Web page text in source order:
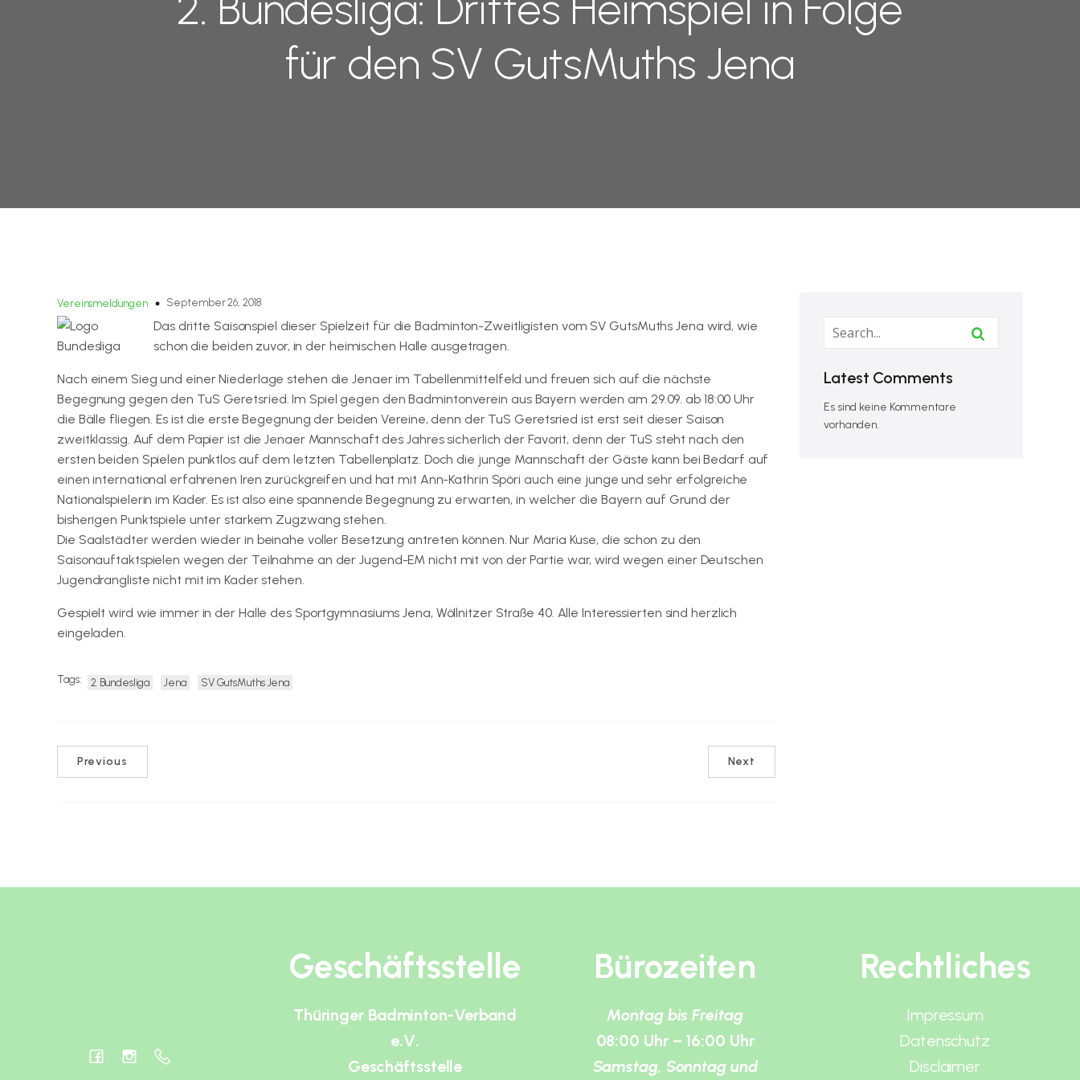
für den SV GutsMuths Jena
Vereinsmeldungen September 26, 2018
Das dritte Saisonspiel dieser Spielzeit für die Badminton-Zweitligisten vom SV GutsMuths Jena wird, wie
schon die beiden zuvor, in der heimischen Halle ausgetragen.
Nach einem Sieg und einer Niederlage stehen die Jenaer im Tabellenmittelfeld und freuen sich auf die nächste
Begegnung gegen den TuS Geretsried. Im Spiel gegen den Badmintonverein aus Bayern werden am 29.09. ab 18:00 Uhr
die Bälle fliegen. Es ist die erste Begegnung der beiden Vereine, denn der TuS Geretsried ist erst seit dieser Saison
zweitklassig. Auf dem Papier ist die Jenaer Mannschaft des Jahres sicherlich der Favorit, denn der TuS steht nach den
ersten beiden Spielen punktlos auf dem letzten Tabellenplatz. Doch die junge Mannschaft der Gäste kann bei Bedarf auf
einen international erfahrenen Iren zurückgreifen und hat mit Ann-Kathrin Spöri auch eine junge und sehr erfolgreiche
Nationalspielerin im Kader. Es ist also eine spannende Begegnung zu erwarten, in welcher die Bayern auf Grund der
bisherigen Punktspiele unter starkem Zugzwang stehen.
Die Saalstädter werden wieder in beinahe voller Besetzung antreten können. Nur Maria Kuse, die schon zu den
Saisonauftaktspielen wegen der Teilnahme an der Jugend-EM nicht mit von der Partie war, wird wegen einer Deutschen
Jugendrangliste nicht mit im Kader stehen.
Gespielt wird wie immer in der Halle des Sportgymnasiums Jena, Wöllnitzer Straße 40. Alle Interessierten sind herzlich
eingeladen.
Tags: 2. Bundesliga Jena SV GutsMuths Jena
Previous Next
Latest Comments
Es sind keine Kommentare
vorhanden.
Geschäftsstelle
Thüringer Badminton-Verband
e.V.
Geschäftsstelle
Bürozeiten
Montag bis Freitag
08:00 Uhr – 16:00 Uhr
Samstag, Sonntag und
Rechtliches
Impressum
Datenschutz
Disclaimer